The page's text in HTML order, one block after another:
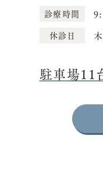
診療時間
休診日
駐車場11